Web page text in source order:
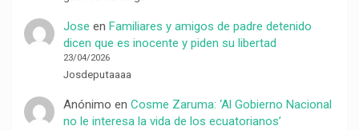
Jose en Familiares y amigos de padre detenido
dicen que es inocente y piden su libertad
23/04/2026
Josdeputaaaa
Anónimo en Cosme Zaruma: ‘Al Gobierno Nacional
no le interesa la vida de los ecuatorianos’